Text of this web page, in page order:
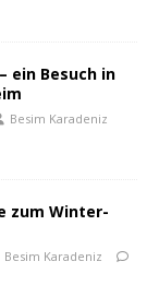
ein Besuch in
Besim Karadeniz
zum Winter-
Besim Karadeniz